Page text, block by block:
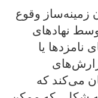
زمینه‌ساز وقوع
نهادهای
نامزدها یا
می‌کند که